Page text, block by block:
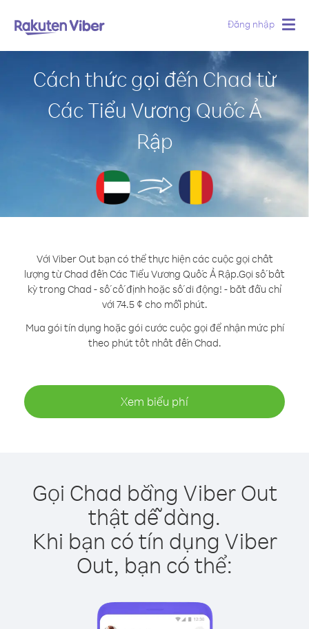
Đăng nhập
Cách thức gọi đến Chad từ
Các Tiểu Vương Quốc Ả
Rập
Với Viber Out bạn có thể thực hiện các cuộc gọi chất
lượng từ Chad đến Các Tiểu Vương Quốc Ả Rập.Gọi số bất
kỳ trong Chad - số cố định hoặc số di động! - bắt đầu chỉ
với 74.5 ¢ cho mỗi phút.
Mua gói tín dụng hoặc gói cước cuộc gọi để nhận mức phí
theo phút tốt nhất đến Chad.
Xem biểu phí
Gọi Chad bằng Viber Out
thật dễ dàng.
Khi bạn có tín dụng Viber
Out, bạn có thể: